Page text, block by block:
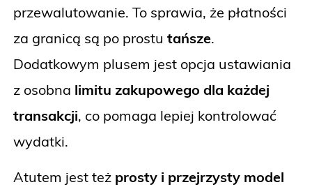
przewalutowanie. To sprawia, że płatności
za granicą są po prostu tańsze.
Dodatkowym plusem jest opcja ustawiania
z osobna limitu zakupowego dla każdej
transakcji, co pomaga lepiej kontrolować
wydatki.
Atutem jest też prosty i przejrzysty model